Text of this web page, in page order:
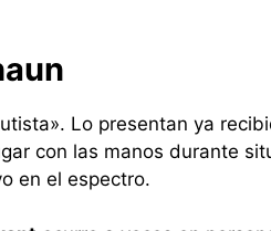
Lo presentan ya
con las manos durante
en el espectro.